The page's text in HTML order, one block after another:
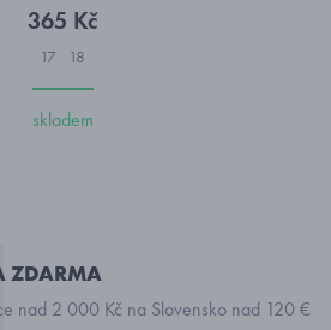
365 Kč
17 18
skladem
ZDARMA
nad 2 000 Kč na Slovensko nad 120 €